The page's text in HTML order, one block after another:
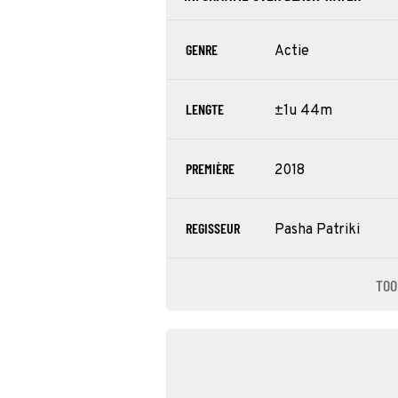
GENRE Actie
LENGTE ±1u 44m
PREMIÈRE 2018
REGISSEUR Pasha Patriki